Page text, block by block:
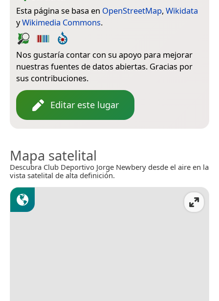
Esta página se basa en OpenStreetMap, Wikidata
yWikimedia Commons.
Nos gustaría contar con su apoyo para mejorar
nuestras fuentes de datos abiertas. Gracias por
sus contribuciones.
Editar este lugar
Mapa satelital
Descubra Club Deportivo Jorge Newbery desde el aire en la
vista satelital de alta definición.